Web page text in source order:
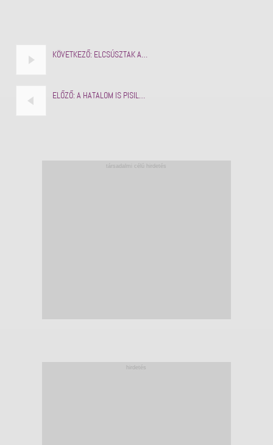
KÖVETKEZŐ: ELCSÚSZTAK A…
ELŐZŐ: A HATALOM IS PISIL…
társadalmi célú hirdetés
hirdetés